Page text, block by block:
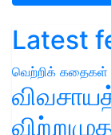
Latest
வெற்றிக் கதைகள்